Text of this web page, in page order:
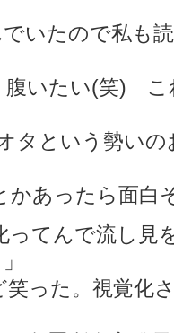
いたので私も
腹いたい(笑) こ
タという勢い
かあったら面白
てんで流し見
った。視覚化